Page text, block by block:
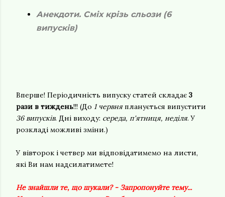
Анекдоти. Сміх крізь сльози (6
випусків)
Вперше! Періодичність випуску статей складає 3
рази в тиждень!!! (До 1 червняпланується випустити
36 випусків. Дні виходу: середа, п'ятниця, неділя. У
розкладі можливі зміни.)
У вівторок і четвер ми відповідатимемо на листи,
які Ви нам надсилатимете!
Не знайшли те, що шукали? - Запропонуйте тему...